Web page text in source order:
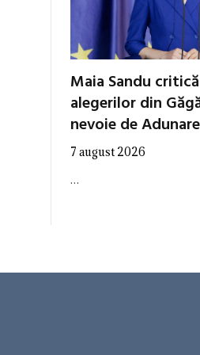
Maia Sandu
alegerilor din
nevoie de
7 august 2026
…